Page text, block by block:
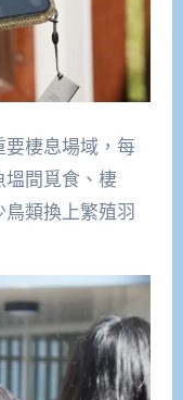
棲息場域，每
間覓食、棲
類換上繁殖羽